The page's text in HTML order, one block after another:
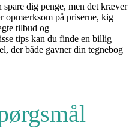
dig penge, men det kræver
opmærksom på priserne, kig
tilbud og
tips kan du finde en billig
der både gavner din tegnebog